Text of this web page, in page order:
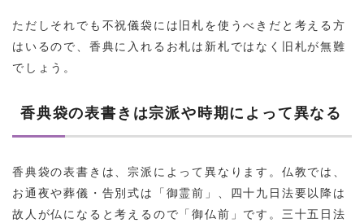
ただしそれでも不祝儀袋には旧札を使うべきだと考える方
はいるので、香典に入れるお札は新札ではなく旧札が無難
でしょう。
香典袋の表書きは宗派や時期によって異なる
香典袋の表書きは、宗派によって異なります。仏教では、
お通夜や葬儀・告別式は「御霊前」、四十九日法要以降は
故人が仏になると考えるので「御仏前」です。三十五日法